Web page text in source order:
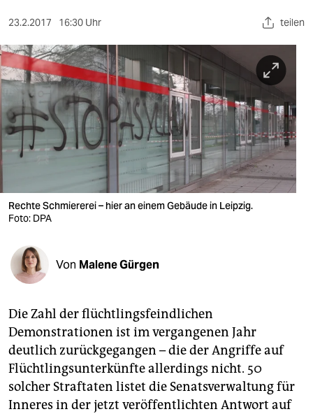
gesellschaft
kultur
sport
berlin
nord
verlag
veranstaltungen
fragen & hilfe
unterstützen
abo
genossenschaft
23.2.2017 16:30 Uhr teilen
Rechte Schmiererei – hier an einem Gebäude in Leipzig.
Foto: DPA
Von Malene Gürgen
Die Zahl der flüchtlingsfeindlichen
Demonstrationen ist im vergangenen Jahr
deutlich zurückgegangen – die der Angriffe auf
Flüchtlingsunterkünfte allerdings nicht. 50
solcher Straftaten listet die Senatsverwaltung für
Inneres in der jetzt veröffentlichten Antwort auf